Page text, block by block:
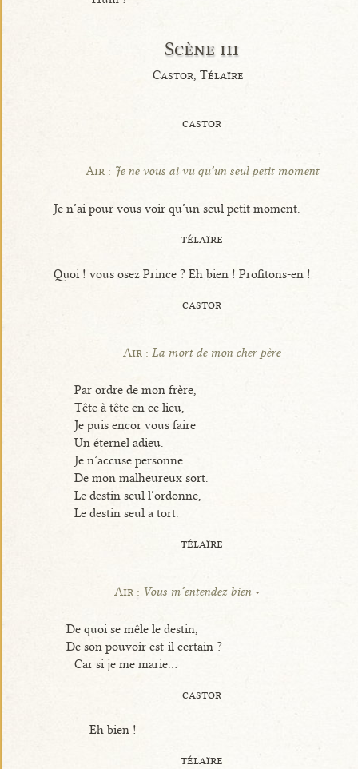
Scène iii
Castor, Télaïre
castor
Air : Je ne vous ai vu qu’un seul petit moment
Je n’ai pour vous voir qu’un seul petit moment.
télaïre
Quoi ! vous osez Prince ? Eh bien ! Profitons-en !
castor
Air :La mort de mon cher père
Par ordre de mon frère,
Tête à tête en ce lieu,
Je puis encor vous faire
Un éternel adieu.
Je n’accuse personne
De mon malheureux sort.
Le destin seul l’ordonne,
Le destin seul a tort.
télaïre
Air : Vous m’entendez bien
De quoi se mêle le destin,
De son pouvoir est-il certain ?
Car si je me marie...
castor
Eh bien !
télaïre